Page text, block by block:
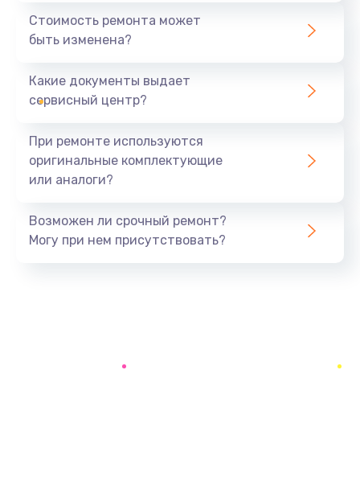
545 руб.
Установка драйверов
Замена вебкамеры
Заказать
Стоимость ремонта может
быть изменена?
Какие документы выдает
сервисный центр?
При ремонте используются
оригинальные комплектующие
или аналоги?
Возможен ли срочный ремонт?
Могу при нем присутствовать?